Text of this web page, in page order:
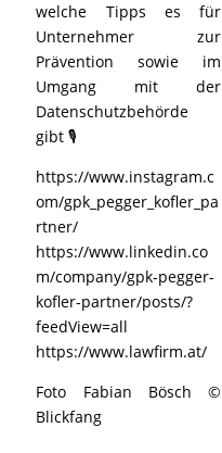
welche Tipps es für
Unternehmer zur
Prävention sowie im
Umgang mit der
Datenschutzbehörde
gibt 🎙️
https://www.instagram.c
om/gpk_pegger_kofler_pa
rtner/
https://www.linkedin.co
m/company/gpk-pegger-
kofler-partner/posts/?
feedView=all
https://www.lawfirm.at/
Foto Fabian Bösch ©
Blickfang